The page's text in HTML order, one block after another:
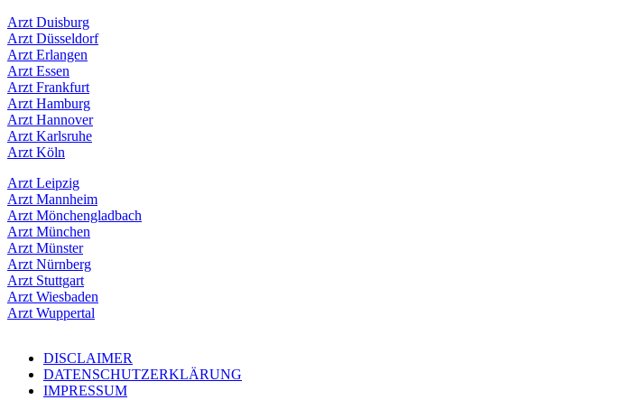
Arzt Duisburg
Arzt Düsseldorf
Arzt Erlangen
Arzt Essen
Arzt Frankfurt
Arzt Hamburg
Arzt Hannover
Arzt Karlsruhe
Arzt Köln
Arzt Leipzig
Arzt Mannheim
Arzt Mönchengladbach
Arzt München
Arzt Münster
Arzt Nürnberg
Arzt Stuttgart
Arzt Wiesbaden
Arzt Wuppertal
DISCLAIMER
DATENSCHUTZERKLÄRUNG
IMPRESSUM